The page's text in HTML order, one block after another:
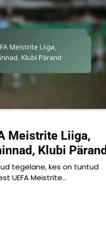
Meistrite Liiga,
Klubi Pärand
tegelane, kes on tuntud
UEFA Meistrite…